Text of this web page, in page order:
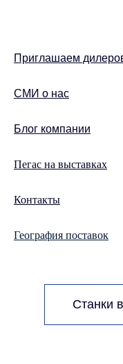
Приглашаем
СМИ о нас
Блог компании
Пегас на выставках
Контакты
География поставок
Станки